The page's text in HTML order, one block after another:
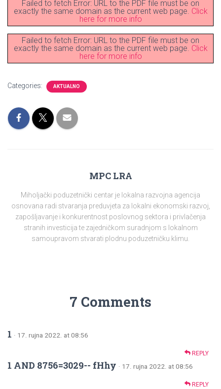
Failed to fetch Error: URL to the PDF file must be on
exactly the same domain as the current web page. Click
here for more info
Failed to fetch Error: URL to the PDF file must be on
exactly the same domain as the current web page. Click
here for more info
Categories: AKTUALNO
MPC LRA
Miholjački poduzetnički centar je lokalna razvojna agencija
osnovana radi stvaranja preduvjeta za lokalni ekonomski razvoj,
zapošljavanje i konkurentnost poslovnog sektora i privlačenja
stranih investicija te zajedničkom suradnjom s lokalnom
samoupravom stvarati plodnu poduzetničku klimu.
7 Comments
1 · 17. rujna 2022. at 08:56
REPLY
1 AND 8756=3029-- fHhy · 17. rujna 2022. at 08:56
REPLY